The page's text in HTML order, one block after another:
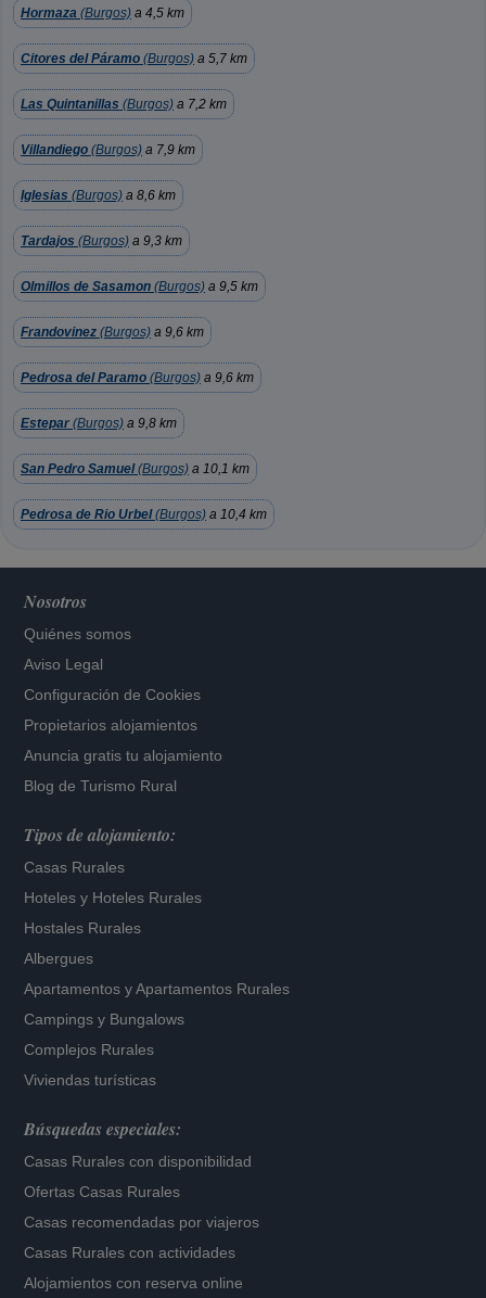
Hormaza (Burgos) a 4,5 km
Citores del Páramo (Burgos) a 5,7 km
Las Quintanillas (Burgos) a 7,2 km
Villandiego (Burgos) a 7,9 km
Iglesias (Burgos) a 8,6 km
Tardajos (Burgos) a 9,3 km
Olmillos de Sasamon (Burgos) a 9,5 km
Frandovinez (Burgos) a 9,6 km
Pedrosa del Paramo (Burgos) a 9,6 km
Estepar (Burgos) a 9,8 km
San Pedro Samuel(Burgos) a 10,1 km
Pedrosa de Rio Urbel(Burgos) a 10,4 km
Nosotros
Quiénes somos
Aviso Legal
Configuración de Cookies
Propietarios alojamientos
Anuncia gratis tu alojamiento
Blog de Turismo Rural
Tipos de alojamiento:
Casas Rurales
Hoteles y Hoteles Rurales
Hostales Rurales
Albergues
Apartamentos yApartamentos Rurales
Campings y Bungalows
Complejos Rurales
Viviendas turísticas
Búsquedas especiales:
Casas Rurales con disponibilidad
Ofertas Casas Rurales
Casas recomendadas por viajeros
Casas Rurales con actividades
Alojamientos con reserva online